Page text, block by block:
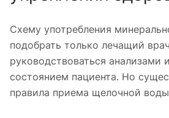
Схему употребления
подобрать только лечащий
руководствоваться анализами
состоянием пациента. Но
правила приема щелочной